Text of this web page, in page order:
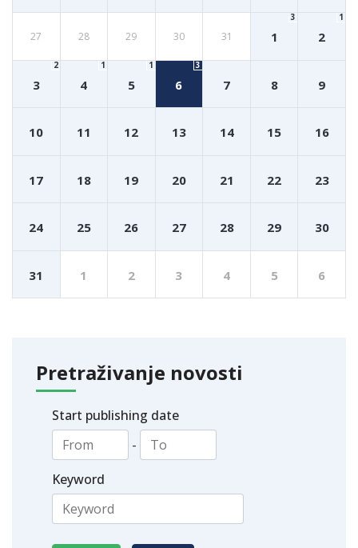
27 28 29 30 31 1
3
2
1
3
2
4
1
5
1
6
3
7 8 9
10 11 12 13 14 15 16
17 18 19 20 21 22 23
24 25 26 27 28 29 30
31 1 2 3 4 5 6
Pretraživanje novosti
Start publishing date
-
Keyword